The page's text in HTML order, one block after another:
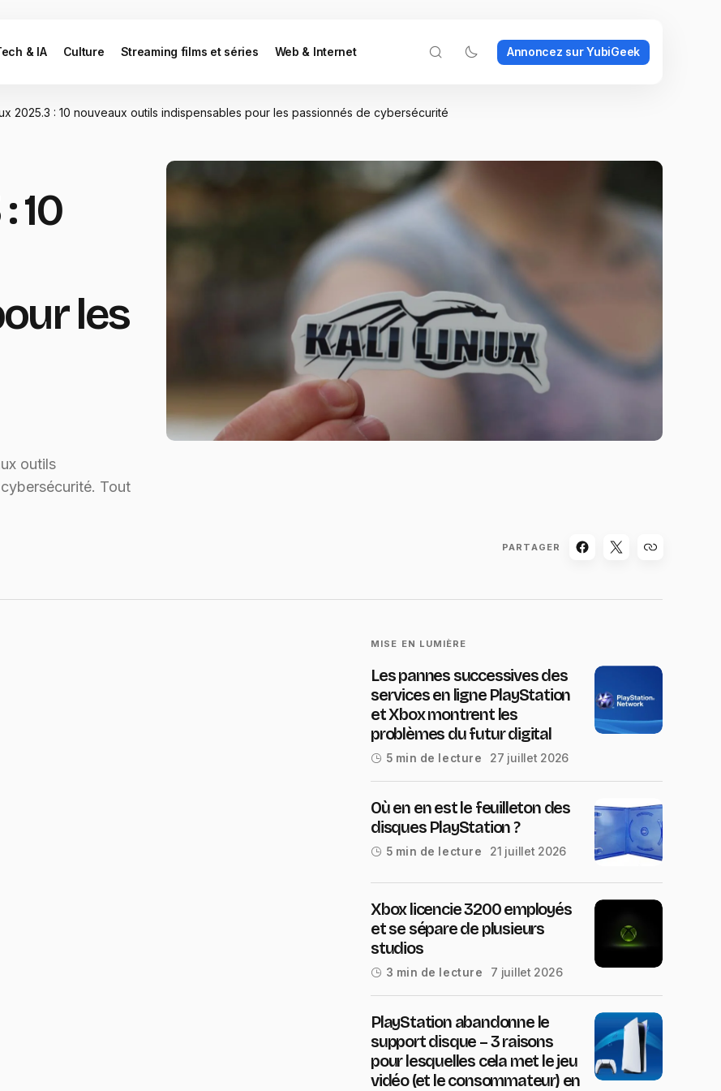
& IA Culture Streaming films et séries Web & Internet Annoncez sur YubiGeek
2025.3 : 10 nouveaux outils indispensables pour les passionnés de cybersécurité
10
les
outils
Tout
PARTAGER
MISE EN LUMIÈRE
Les pannes successives des
services en ligne PlayStation
et Xbox montrent les
problèmes du futur digital
5 min de lecture 27 juillet 2026
Où en en est le feuilleton des
disques PlayStation ?
5 min de lecture 21 juillet 2026
Xbox licencie 3200 employés
et se sépare de plusieurs
studios
3 min de lecture 7 juillet 2026
PlayStation abandonne le
support disque – 3 raisons
pour lesquelles cela met le jeu
vidéo (et le consommateur) en